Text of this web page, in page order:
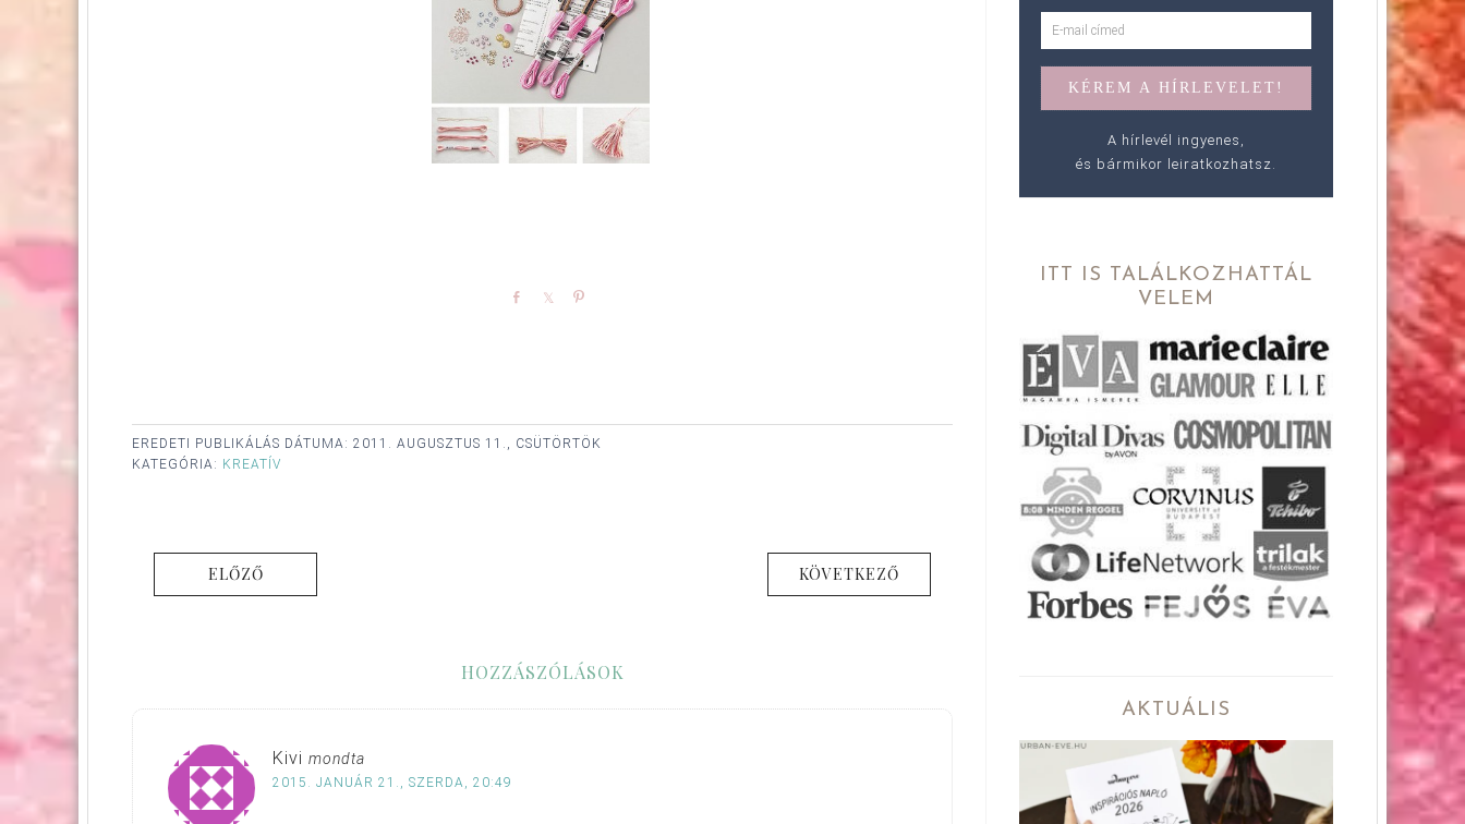
Share Share
EREDETI PUBLIKÁLÁS DÁTUMA: 2011. AUGUSZTUS 11., CSÜTÖRTÖK
KATEGÓRIA: KREATÍV
ELŐZŐ KÖVETKEZŐ
HOZZÁSZÓLÁSOK
Kivi mondta
2015. JANUÁR 21., SZERDA, 20:49
A hírlevél ingyenes,
és bármikor leiratkozhatsz.
ITT IS TALÁLKOZHATTÁL
VELEM
AKTUÁLIS